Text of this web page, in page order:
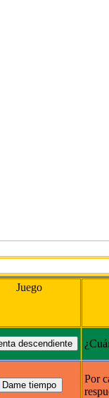
Juego
Por